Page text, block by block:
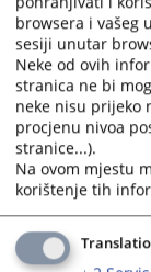
Način
Način pohrane
browsera i vašeg
sesiji unutar
Neke od ovih
stranica ne bi
neke nisu prijeko
procjenu nivoa
stranice...).
Na ovom mjestu
korištenje tih